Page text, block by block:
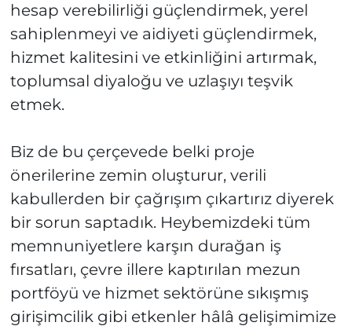
hesap verebilirliği güçlendirmek, yerel
sahiplenmeyi ve aidiyeti güçlendirmek,
hizmet kalitesini ve etkinliğini artırmak,
toplumsal diyaloğu ve uzlaşıyı teşvik
etmek.
Biz de bu çerçevede belki proje
önerilerine zemin oluşturur, verili
kabullerden bir çağrışım çıkartırız diyerek
bir sorun saptadık. Heybemizdeki tüm
memnuniyetlere karşın durağan iş
fırsatları, çevre illere kaptırılan mezun
portföyü ve hizmet sektörüne sıkışmış
girişimcilik gibi etkenler hâlâ gelişimimize